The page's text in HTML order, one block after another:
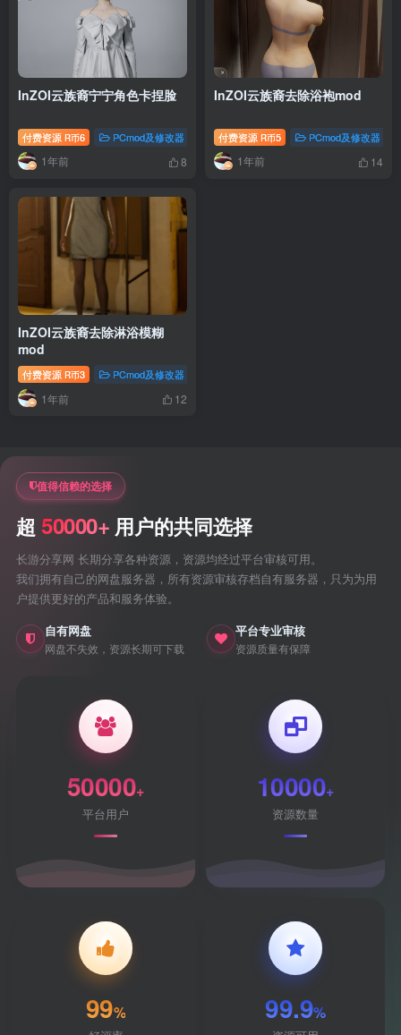
InZOI云族裔宁宁角色卡捏脸
付费资源 R币6 PCmod及修改器
1年前 8
InZOI云族裔去除浴袍mod
付费资源 R币5 PCmod及修改器
1年前 14
InZOI云族裔去除淋浴模糊
mod
付费资源 R币3 PCmod及修改器
1年前 12
值得信赖的选择
超50000+ 用户的共同选择
长游分享网 长期分享各种资源，资源均经过平台审核可用。
我们拥有自己的网盘服务器，所有资源审核存档自有服务器，只为为用
户提供更好的产品和服务体验。
自有网盘
网盘不失效，资源长期可下载
平台专业审核
资源质量有保障
50000+
平台用户
10000+
资源数量
99% 99.9%